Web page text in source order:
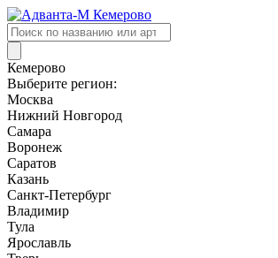
Поиск
товаров
Кемерово
Выберите регион:
Москва
Нижний Новгород
Самара
Воронеж
Саратов
Казань
Санкт-Петербург
Владимир
Тула
Ярославль